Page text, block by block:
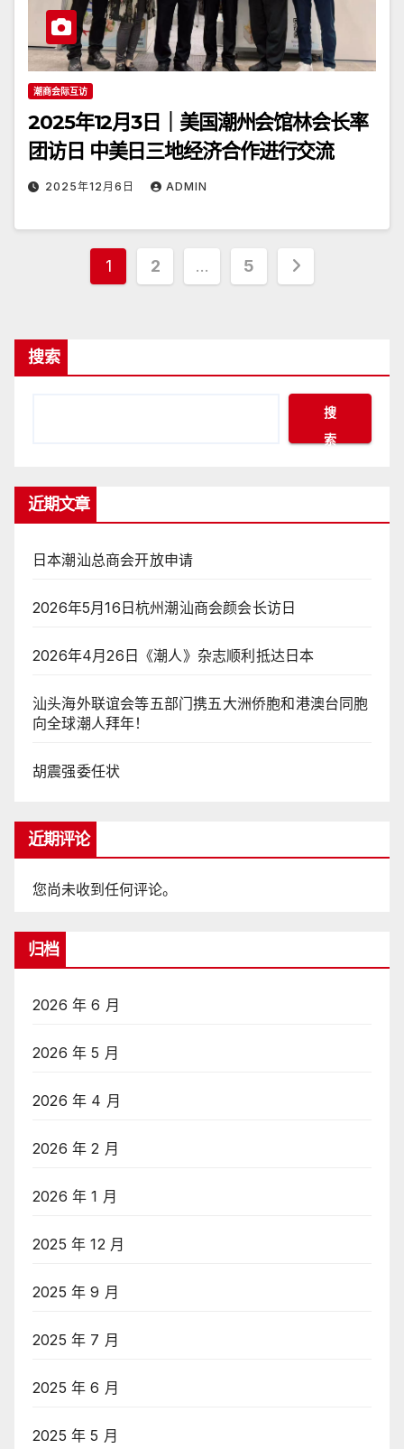
潮商会际互访
2025年12月3日｜美国潮州会馆林会长率
团访日 中美日三地经济合作进行交流
2025年12月6日 ADMIN
文
页
1 2 … 5
搜索
搜
索
近期文章
日本潮汕总商会开放申请
2026年5月16日杭州潮汕商会颜会长访日
2026年4月26日《潮人》杂志顺利抵达日本
汕头海外联谊会等五部门携五大洲侨胞和港澳台同胞
向全球潮人拜年！
胡震强委任状
近期评论
您尚未收到任何评论。
归档
2026 年 6 月
2026 年 5 月
2026 年 4 月
2026 年 2 月
2026 年 1 月
2025 年 12 月
2025 年 9 月
2025 年 7 月
2025 年 6 月
2025 年 5 月